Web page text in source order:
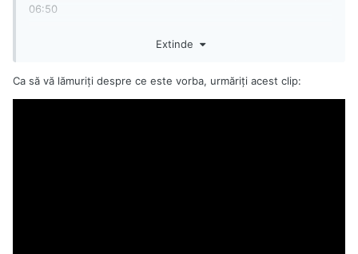
06:50
concurs de proiecte dedicate Centenarului Marii Uniri.
condusă de Alexandru Cumpănașu, a primit în
septembrie 2018 o finanțare de 1.000.000 de lei,
Extinde
Ca să vă lămuriţi despre ce este vorba, urmăriţi acest clip: